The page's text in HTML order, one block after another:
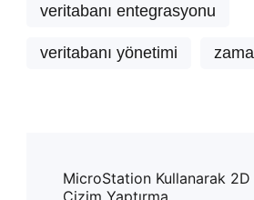
veritabanı entegrasyonu
veritabanı yönetimi
Navigation
MicroStation Kullanarak
Çizim Yaptırma